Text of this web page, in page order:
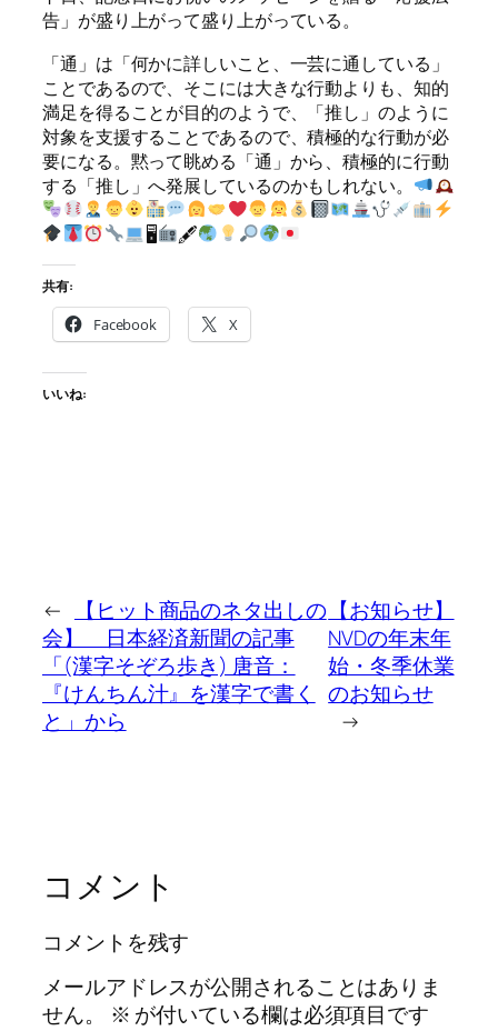
告」が盛り上がって盛り上がっている。
「通」は「何かに詳しいこと、一芸に通している」
ことであるので、そこには大きな行動よりも、知的
満足を得ることが目的のようで、「推し」のように
対象を支援することであるので、積極的な行動が必
要になる。黙って眺める「通」から、積極的に行動
する「推し」へ発展しているのかもしれない。
🖥
🖋
共有:
Facebook X
いいね:
←
【ヒット商品のネタ出しの
会】 日本経済新聞の記事
「(漢字そぞろ歩き) 唐音：
『けんちん汁』を漢字で書く
と」から
【お知らせ】
NVDの年末年
始・冬季休業
のお知らせ
→
コメント
コメントを残す
メールアドレスが公開されることはありま
せん。
※ が付いている欄は必須項目です